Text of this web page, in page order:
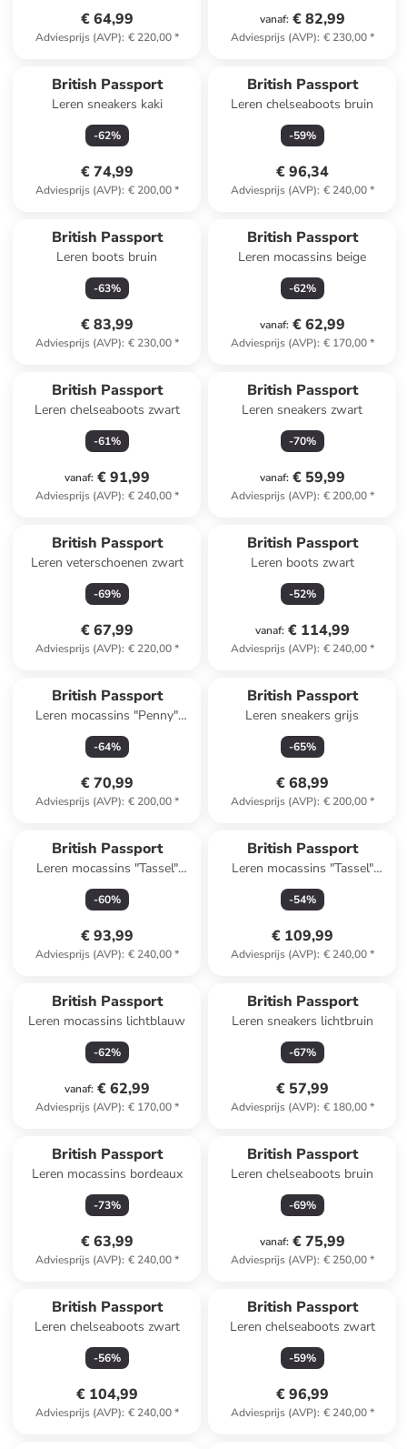
€ 64,99
Adviesprijs (AVP): € 220,00*
vanaf: € 82,99
Adviesprijs (AVP): € 230,00*
British Passport
Leren sneakers kaki
-62%
€ 74,99
Adviesprijs (AVP): € 200,00*
British Passport
Leren chelseaboots bruin
-59%
€ 96,34
Adviesprijs (AVP): € 240,00*
British Passport
Leren boots bruin
-63%
€ 83,99
Adviesprijs (AVP): € 230,00*
British Passport
Leren mocassins beige
-62%
vanaf: € 62,99
Adviesprijs (AVP): € 170,00*
British Passport
Leren chelseaboots zwart
-61%
vanaf: € 91,99
Adviesprijs (AVP): € 240,00*
British Passport
Leren sneakers zwart
-70%
vanaf: € 59,99
Adviesprijs (AVP): € 200,00*
British Passport
Leren veterschoenen zwart
-69%
€ 67,99
Adviesprijs (AVP): € 220,00*
British Passport
Leren boots zwart
-52%
vanaf: € 114,99
Adviesprijs (AVP): € 240,00*
British Passport
Leren mocassins "Penny"
okergeel
-64%
€ 70,99
Adviesprijs (AVP): € 200,00*
British Passport
Leren sneakers grijs
-65%
€ 68,99
Adviesprijs (AVP): € 200,00*
British Passport
Leren mocassins "Tassel"
bruin
-60%
€ 93,99
Adviesprijs (AVP): € 240,00*
British Passport
Leren mocassins "Tassel"
donkerblauw
-54%
€ 109,99
Adviesprijs (AVP): € 240,00*
British Passport
Leren mocassins lichtblauw
-62%
vanaf: € 62,99
Adviesprijs (AVP): € 170,00*
British Passport
Leren sneakers lichtbruin
-67%
€ 57,99
Adviesprijs (AVP): € 180,00*
British Passport
Leren mocassins bordeaux
-73%
€ 63,99
Adviesprijs (AVP): € 240,00*
British Passport
Leren chelseaboots bruin
-69%
vanaf: € 75,99
Adviesprijs (AVP): € 250,00*
British Passport
Leren chelseaboots zwart
-56%
€ 104,99
Adviesprijs (AVP): € 240,00*
British Passport
Leren chelseaboots zwart
-59%
€ 96,99
Adviesprijs (AVP): € 240,00*